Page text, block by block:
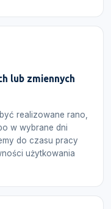
lub zmiennych
realizowane rano,
w wybrane dni
do czasu pracy
użytkowania